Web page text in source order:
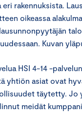
eri rakennuksista.
oikeassa
Kuvan
HSI 4-14 -
yhtiön asiat ovat
täytetty. Jo
meidät